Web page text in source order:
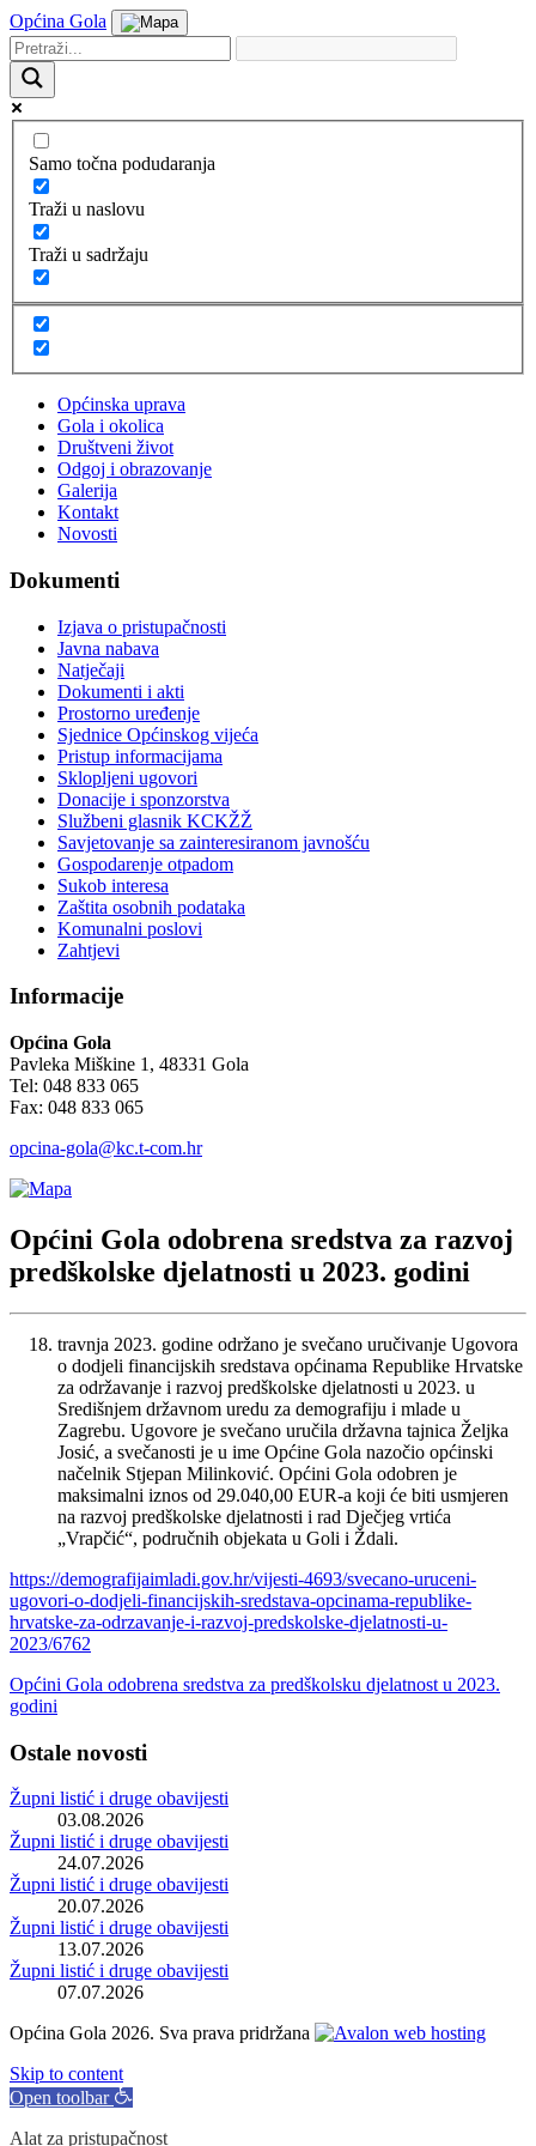
Općina Gola
Samo točna podudaranja
Traži u naslovu
Traži u sadržaju
Općinska uprava
Gola i okolica
Društveni život
Odgoj i obrazovanje
Galerija
Kontakt
Novosti
Dokumenti
Izjava o pristupačnosti
Javna nabava
Natječaji
Dokumenti i akti
Prostorno uređenje
Sjednice Općinskog vijeća
Pristup informacijama
Sklopljeni ugovori
Donacije i sponzorstva
Službeni glasnik KCKŽŽ
Savjetovanje sa zainteresiranom javnošću
Gospodarenje otpadom
Sukob interesa
Zaštita osobnih podataka
Komunalni poslovi
Zahtjevi
Informacije
Općina Gola
Pavleka Miškine 1, 48331 Gola
Tel: 048 833 065
Fax: 048 833 065
opcina-gola@kc.t-com.hr
Općini Gola odobrena sredstva za razvoj
predškolske djelatnosti u 2023. godini
travnja 2023. godine održano je svečano uručivanje Ugovora
o dodjeli financijskih sredstava općinama Republike Hrvatske
za održavanje i razvoj predškolske djelatnosti u 2023. u
Središnjem državnom uredu za demografiju i mlade u
Zagrebu. Ugovore je svečano uručila državna tajnica Željka
Josić, a svečanosti je u ime Općine Gola nazočio općinski
načelnik Stjepan Milinković. Općini Gola odobren je
maksimalni iznos od 29.040,00 EUR-a koji će biti usmjeren
na razvoj predškolske djelatnosti i rad Dječjeg vrtića
„Vrapčić“, područnih objekata u Goli i Ždali.
https://demografijaimladi.gov.hr/vijesti-4693/svecano-uruceni-
ugovori-o-dodjeli-financijskih-sredstava-opcinama-republike-
hrvatske-za-odrzavanje-i-razvoj-predskolske-djelatnosti-u-
2023/6762
Općini Gola odobrena sredstva za predškolsku djelatnost u 2023.
godini
Ostale novosti
Župni listić i druge obavijesti
03.08.2026
Župni listić i druge obavijesti
24.07.2026
Župni listić i druge obavijesti
20.07.2026
Župni listić i druge obavijesti
13.07.2026
Župni listić i druge obavijesti
07.07.2026
Općina Gola 2026. Sva prava pridržana
Skip to content
Open toolbar
Alat za pristupačnost